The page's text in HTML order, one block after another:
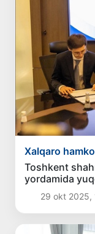
Xalqaro
Toshkent
yordamida
ishlab
29 okt 2025,